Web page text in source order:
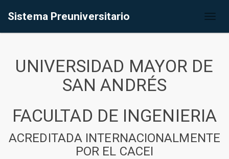
Sistema Preuniversitario
UNIVERSIDAD MAYOR DE
SAN ANDRÉS
FACULTAD DE INGENIERIA
ACREDITADA INTERNACIONALMENTE
POR EL CACEI